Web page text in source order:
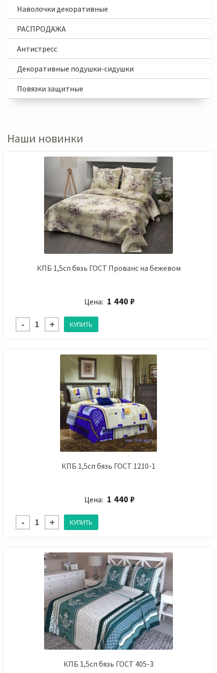
Наволочки декоративные
РАСПРОДАЖА
Антистресс
Декоративные подушки-сидушки
Повязки защитные
Наши новинки
КПБ 1,5сп бязь ГОСТ Прованс на бежевом
Цена: 1 440 ₽
КПБ 1,5сп бязь ГОСТ 1210-1
Цена: 1 440 ₽
КПБ 1,5сп бязь ГОСТ 405-3